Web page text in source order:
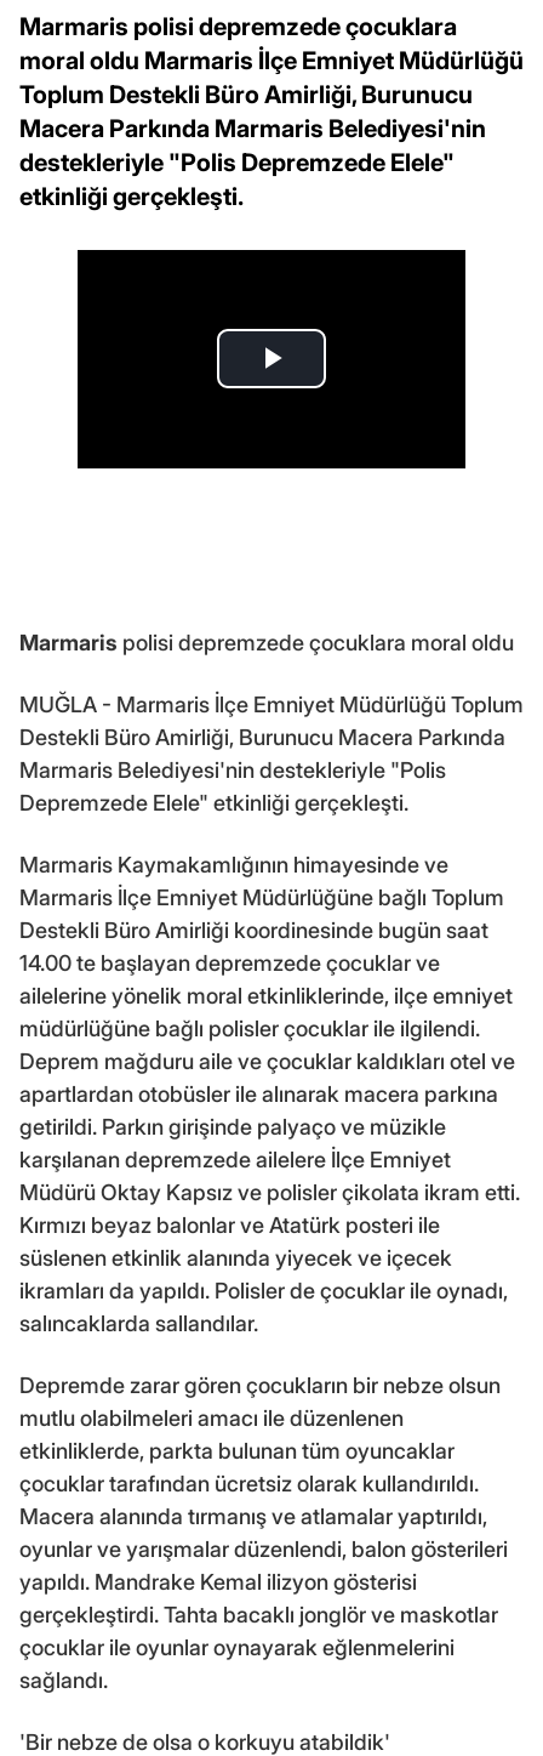
Marmaris polisi depremzede çocuklara
moral oldu Marmaris İlçe Emniyet Müdürlüğü
Toplum Destekli Büro Amirliği, Burunucu
Macera Parkında Marmaris Belediyesi'nin
destekleriyle "Polis Depremzede Elele"
etkinliği gerçekleşti.
Marmaris polisi depremzede çocuklara moral oldu
MUĞLA - Marmaris İlçe Emniyet Müdürlüğü Toplum
Destekli Büro Amirliği, Burunucu Macera Parkında
Marmaris Belediyesi'nin destekleriyle "Polis
Depremzede Elele" etkinliği gerçekleşti.
Marmaris Kaymakamlığının himayesinde ve
Marmaris İlçe Emniyet Müdürlüğüne bağlı Toplum
Destekli Büro Amirliği koordinesinde bugün saat
14.00 te başlayan depremzede çocuklar ve
ailelerine yönelik moral etkinliklerinde, ilçe emniyet
müdürlüğüne bağlı polisler çocuklar ile ilgilendi.
Deprem mağduru aile ve çocuklar kaldıkları otel ve
apartlardan otobüsler ile alınarak macera parkına
getirildi. Parkın girişinde palyaço ve müzikle
karşılanan depremzede ailelere İlçe Emniyet
Müdürü Oktay Kapsız ve polisler çikolata ikram etti.
Kırmızı beyaz balonlar ve Atatürk posteri ile
süslenen etkinlik alanında yiyecek ve içecek
ikramları da yapıldı. Polisler de çocuklar ile oynadı,
salıncaklarda sallandılar.
Depremde zarar gören çocukların bir nebze olsun
mutlu olabilmeleri amacı ile düzenlenen
etkinliklerde, parkta bulunan tüm oyuncaklar
çocuklar tarafından ücretsiz olarak kullandırıldı.
Macera alanında tırmanış ve atlamalar yaptırıldı,
oyunlar ve yarışmalar düzenlendi, balon gösterileri
yapıldı. Mandrake Kemal ilizyon gösterisi
gerçekleştirdi. Tahta bacaklı jonglör ve maskotlar
çocuklar ile oyunlar oynayarak eğlenmelerini
sağlandı.
'Bir nebze de olsa o korkuyu atabildik'